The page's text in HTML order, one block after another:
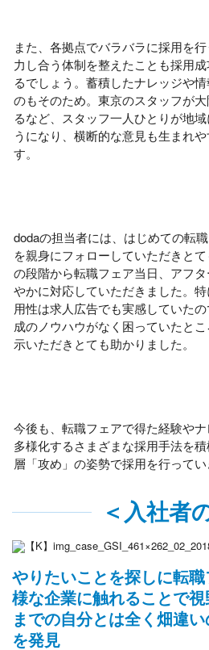
また、各拠点でバラバラに採用を
力し合う体制を整えたことも採用
るでしょう。蓄積したナレッジや
のもそのため。東京のスタッフが
るなど、スタッフ一人ひとりが地
うになり、横断的な意見も生まれ
す。
dodaの担当者には、はじめての転
を親身にフォローしていただきと
の段階から転職フェア当日、アフ
やかに対応していただきました。
用性は求人広告でも実感していた
成のノウハウがなく困っていたと
示いただきとても助かりました。
今後も、転職フェアで得た経験やナ
多様化するさまざまな採用手法を
層「攻め」の姿勢で採用を行ってい
＜入社者
やりたいことを探しに転
様な企業に触れることで
までの自分とは全く畑違
を発見